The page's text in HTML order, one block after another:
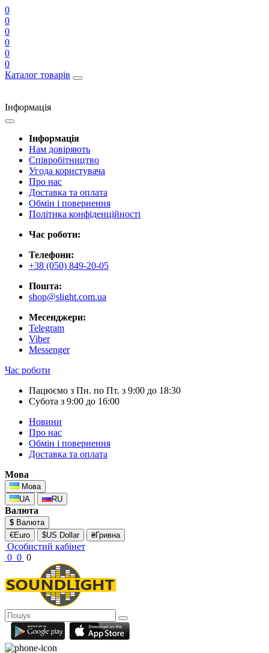
0
0
0
0
0
0
Каталог товарів
Інформація
Інформація
Нам довіряють
Співробітництво
Угода користувача
Про нас
Доставка та оплата
Обмін і повернення
Політика конфіденційності
Час роботи:
Телефони:
+38 (050) 849-20-05
Пошта:
shop@slight.com.ua
Месенджери:
Telegram
Viber
Messenger
Час роботи
Пацюємо з Пн. по Пт. з 9:00 до 18:30
Субота з 9:00 до 16:00
Новини
Про нас
Обмін і повернення
Доставка та оплата
Мова
Мова
UA
RU
Валюта
$ Валюта
€Euro
$US Dollar ₴Гривна
Особистий кабінет
0 0 0